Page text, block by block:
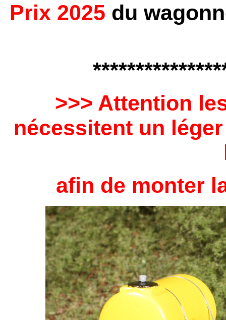
Prix 2025 du
>>> Attention
nécessitent un
afin de monter